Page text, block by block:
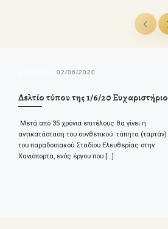
02/06/2020
Δελτίο τύπου της 1/6/20 Ευχαριστήριο
Μετά από 35 χρόνια επιτέλους θα γίνει η
αντικατάσταση του συνθετικού τάπητα (ταρτάν)
του παραδοσιακού Σταδίου Ελευθερίας στην
Χανιόπορτα, ενός έργου που […]